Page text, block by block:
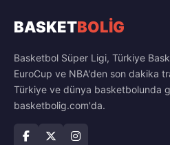
BASKETBOLİG
Basketbol Süper Ligi, Türkiye
EuroCup ve NBA'den son dakika
Türkiye ve dünya basketbolunda
basketbolig.com'da.